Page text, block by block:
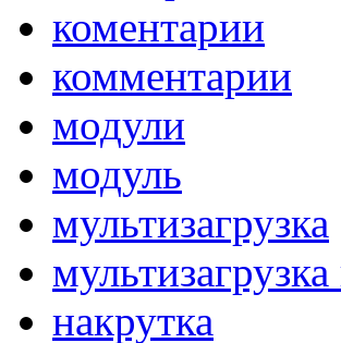
коментарии
комментарии
модули
модуль
мультизагрузка
накрутка